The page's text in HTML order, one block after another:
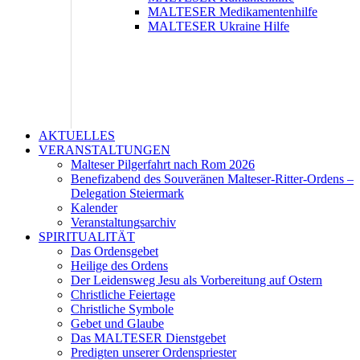
MALTESER Medikamentenhilfe
MALTESER Ukraine Hilfe
AKTUELLES
VERANSTALTUNGEN
Malteser Pilgerfahrt nach Rom 2026
Benefizabend des Souveränen Malteser-Ritter-Ordens –
Delegation Steiermark
Kalender
Veranstaltungsarchiv
SPIRITUALITÄT
Das Ordensgebet
Heilige des Ordens
Der Leidensweg Jesu als Vorbereitung auf Ostern
Christliche Feiertage
Christliche Symbole
Gebet und Glaube
Das MALTESER Dienstgebet
Predigten unserer Ordenspriester